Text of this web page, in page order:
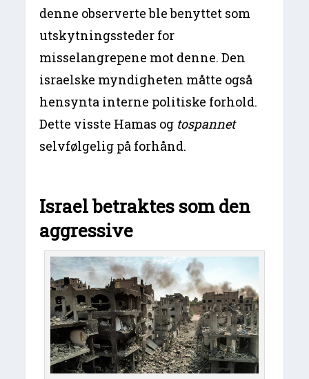
denne observerte ble benyttet som
utskytningssteder for
misselangrepene mot denne. Den
israelske myndigheten måtte også
hensynta interne politiske forhold.
Dette visste Hamas og tospannet
selvfølgelig på forhånd.
Israel betraktes som den
aggressive